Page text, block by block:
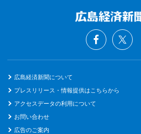
広島経済新聞について
プレスリリース・情報提供はこちらから
アクセスデータの利用について
お問い合わせ
広告のご案内